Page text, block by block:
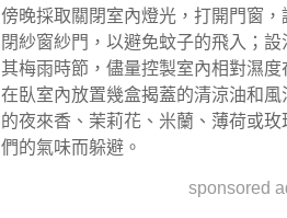
傍晚採取關閉室內燈光，打開門窗
閉紗窗紗門，以避免蚊子的飛入；
其梅雨時節，儘量控製室內相對濕度
在臥室內放置幾盒揭蓋的清涼油和
的夜來香、茉莉花、米蘭、薄荷或
們的氣味而躲避。
sponsored